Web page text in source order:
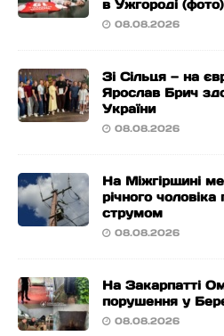
в Ужгороді (фото)
08.08.2026
Зі Сільця — на
Ярослав Брич
України
08.08.2026
На Міжгірщині
річного
струмом
08.08.2026
На Закарпатті
порушення у
08.08.2026